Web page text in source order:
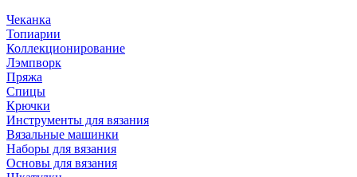
Чеканка
Топиарии
Коллекционирование
Лэмпворк
Пряжа
Спицы
Крючки
Инструменты для вязания
Вязальные машинки
Наборы для вязания
Основы для вязания